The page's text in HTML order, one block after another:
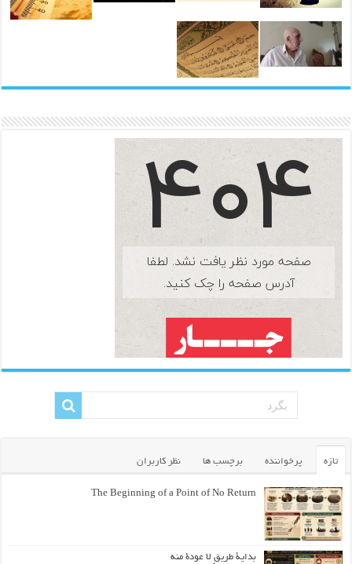
تازه پرخواننده برچسب ها نظر کاربران
The Beginning of a Point of No Return
بداية طريقٍ لا عودة منه